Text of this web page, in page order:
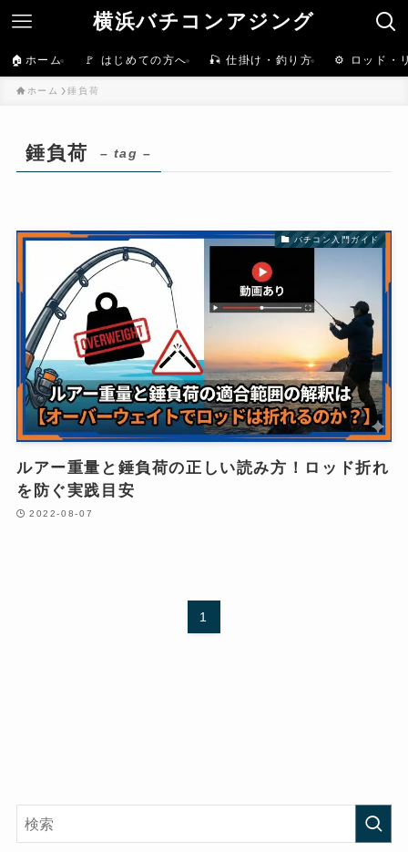
横浜バチコンアジング
🏠ホーム 🚩 はじめての方へ 🎣 仕掛け・釣り方 ⚙️ ロッド・
ホーム 錘負荷
錘負荷 – tag –
バチコン入門ガイド
ルアー重量と錘負荷の正しい読み方！ロッド折れ
を防ぐ実践目安
2022-08-07
1